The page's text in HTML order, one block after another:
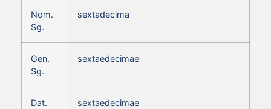
Nom.
Sg.
sextadecima
Gen.
Sg.
sextaedecimae
Dat.
sextaedecimae